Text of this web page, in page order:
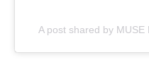
A post shared by